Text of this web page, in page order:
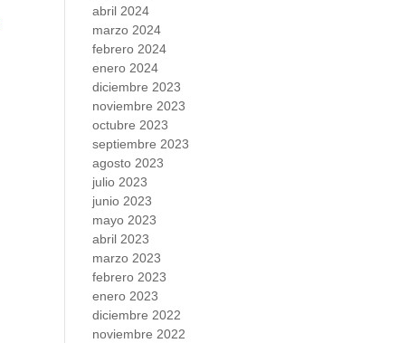
abril 2024
marzo 2024
febrero 2024
enero 2024
diciembre 2023
noviembre 2023
octubre 2023
septiembre 2023
agosto 2023
julio 2023
junio 2023
mayo 2023
abril 2023
marzo 2023
febrero 2023
enero 2023
diciembre 2022
noviembre 2022